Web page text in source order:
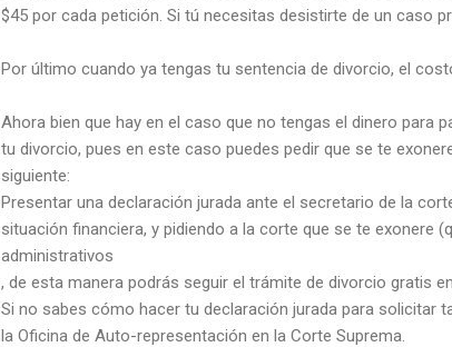
$45 por cada petición. Si tú necesitas desistirte de un caso
Por último cuando ya tengas tu sentencia de divorcio, el
Ahora bien que hay en el caso que no tengas el dinero
tu divorcio, pues en este caso puedes pedir que se te
siguiente:
Presentar una declaración jurada ante el secretario de la
situación financiera, y pidiendo a la corte que se te exonere
administrativos
, de esta manera podrás seguir el trámite de divorcio gratis en
Si no sabes cómo hacer tu declaración jurada para solicitar
la Oficina de Auto-representación en la Corte Suprema.